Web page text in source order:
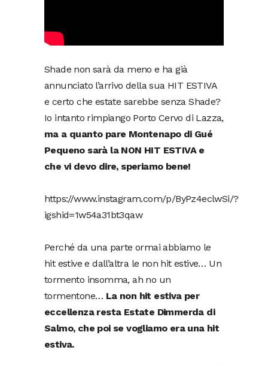
Shade non sarà da meno e ha già
annunciato l’arrivo della sua HIT ESTIVA
e certo che estate sarebbe senza Shade?
Io intanto rimpiango Porto Cervo di Lazza,
ma a quanto pare Montenapo di Gué
Pequeno sarà la NON HIT ESTIVA e
che vi devo dire, speriamo bene!
https://www.instagram.com/p/ByPz4eclwSi/?
igshid=1w54a31bt3qaw
Perché da una parte ormai abbiamo le
hit estive e dall’altra le non hit estive… Un
tormento insomma, ah no un
tormentone… La non hit estiva per
eccellenza resta Estate Dimmerda di
Salmo, che poi se vogliamo era una hit
estiva.